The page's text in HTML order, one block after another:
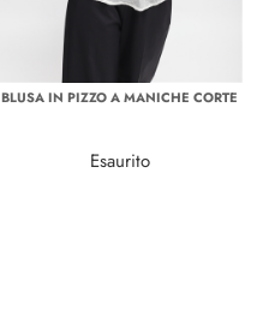
BLUSA IN PIZZO A MANICHE CORTE
Esaurito